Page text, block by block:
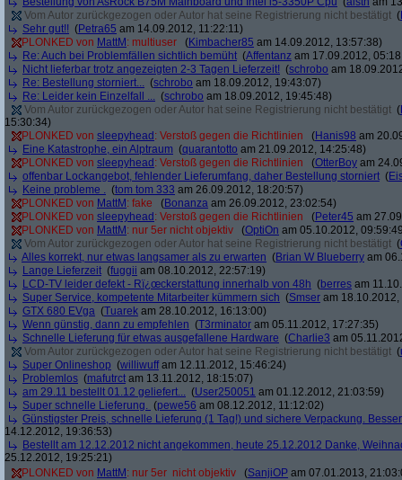
Vom Autor zurückgezogen oder Autor hat seine Registrierung nicht bestätigt (
Sehr gut!! (Petra65 am 14.09.2012, 11:22:11)
PLONKED von MattM : multiuser (Kimbacher85 am 14.09.2012, 13:57:38)
Re: Auch bei Problemfällen sichtlich bemüht (Affentanz am 17.09.2012,
Nicht lieferbar trotz angezeigten 2-3 Tagen Lieferzeit! (schrobo am
Re: Bestellung storniert... (schrobo am 18.09.2012, 19:43:07)
Re: Leider kein Einzelfall ... (schrobo am 18.09.2012, 19:45:48)
Vom Autor zurückgezogen oder Autor hat seine Registrierung nicht bestätigt (
15:30:34)
PLONKED von sleepyhead : Verstoß gegen die Richtlinien (Hanis98 am
Eine Katastrophe, ein Alptraum (quarantotto am 21.09.2012, 14:25:48)
PLONKED von sleepyhead : Verstoß gegen die Richtlinien (OtterBoy am
offenbar Lockangebot, fehlender Lieferumfang, daher Bestellung storniert (
Keine probleme . (tom tom 333 am 26.09.2012, 18:20:57)
PLONKED von MattM : fake (Bonanza am 26.09.2012, 23:02:54)
PLONKED von sleepyhead : Verstoß gegen die Richtlinien (Peter45 am
PLONKED von MattM : nur 5er nicht objektiv (OptiOn am 05.10.2012,
Vom Autor zurückgezogen oder Autor hat seine Registrierung nicht bestätigt (
Alles korrekt, nur etwas langsamer als zu erwarten (Brian W Blueberry am
Lange Lieferzeit (fuggii am 08.10.2012, 22:57:19)
LCD-TV leider defekt - Rï¿œckerstattung innerhalb von 48h (berres am
Super Service, kompetente Mitarbeiter kümmern sich (Smser am
GTX 680 EVga (Tuarek am 28.10.2012, 16:13:00)
Wenn günstig, dann zu empfehlen (T3rminator am 05.11.2012, 17:27:35)
Schnelle Lieferung für etwas ausgefallene Hardware (Charlie3 am
Vom Autor zurückgezogen oder Autor hat seine Registrierung nicht bestätigt (
Super Onlineshop (williwuffam 12.11.2012, 15:46:24)
Problemlos (mafutrct am 13.11.2012, 18:15:07)
am 29.11 bestellt 01.12 geliefert... (User250051 am 01.12.2012, 21:03:59)
Super schnelle Lieferung. (pewe56 am 08.12.2012, 11:12:02)
Günstigster Preis, schnelle Lieferung (1 Tag!) und sichere Verpackung.
14.12.2012, 19:36:53)
Bestellt am 12.12.2012 nicht angekommen, heute 25.12.2012 Danke,
25.12.2012, 19:25:21)
PLONKED von MattM : nur 5er  nicht objektiv (SanjiOP am 07.01.2013,